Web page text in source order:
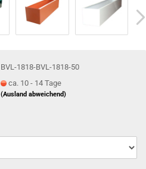
BVL-1818-BVL-1818-50
ca. 10 - 14 Tage
(Ausland abweichend)